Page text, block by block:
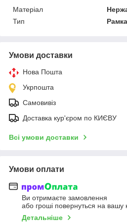
Матеріал
Тип
Рамка
Умови доставки
Нова Пошта
Укрпошта
Самовивіз
Доставка кур'єром по КИЄВУ
Всі умови доставки
Умови оплати
Ви отримаєте замовлення
або гроші повернуться на вашу
Детальніше